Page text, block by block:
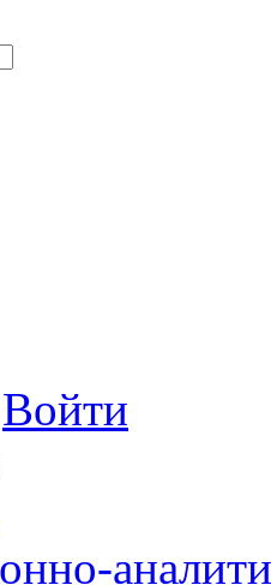
Войти